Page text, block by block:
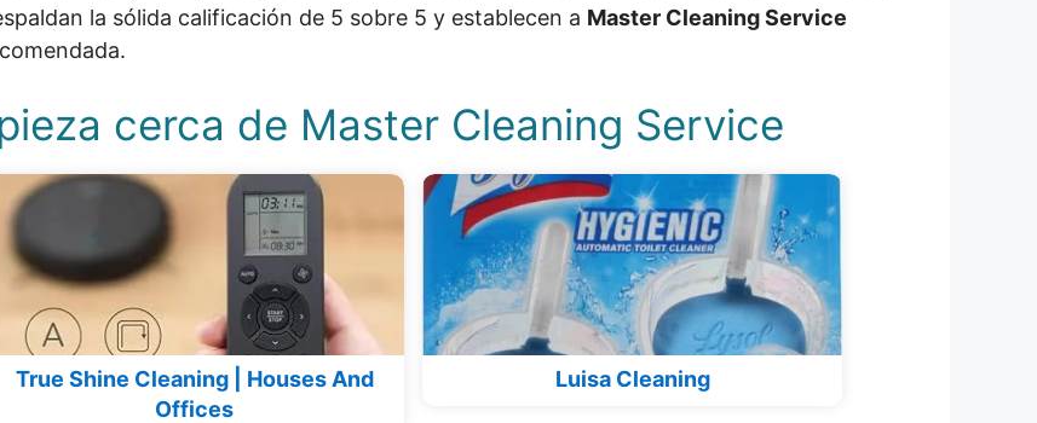
la sólida calificación de 5 sobre 5 y establecen a Master Cleaning Service
cerca de Master Cleaning Service
True Shine Cleaning | Houses And
Offices
Luisa Cleaning